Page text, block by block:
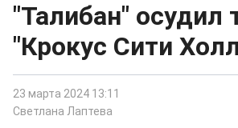
"Талибан" осудил
"Крокус Сити
23 марта 2024 13:11
Светлана Лаптева